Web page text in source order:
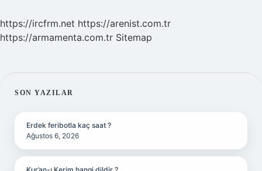
https://ircfrm.net https://arenist.com.tr
https://armamenta.com.tr Sitemap
SIDEBAR
SON YAZILAR
Erdek feribotla kaç saat ?
Ağustos 6, 2026